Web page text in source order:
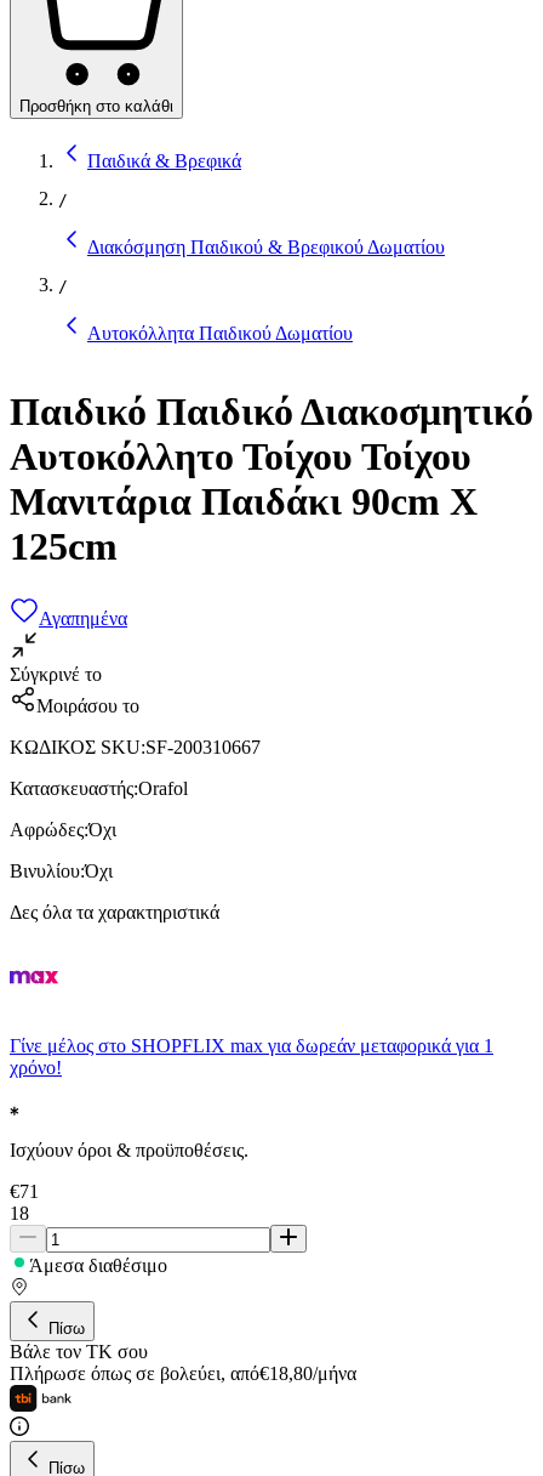
Προσθήκη στο καλάθι
Παιδικά & Βρεφικά
/
Διακόσμηση Παιδικού & Βρεφικού Δωματίου
/
Αυτοκόλλητα Παιδικού Δωματίου
Παιδικό Παιδικό Διακοσμητικό
Αυτοκόλλητο Τοίχου Τοίχου
Μανιτάρια Παιδάκι 90cm X
125cm
Αγαπημένα
Σύγκρινέ το
Μοιράσου το
ΚΩΔΙΚΟΣ SKU:SF-200310667
Κατασκευαστής:Orafol
Αφρώδες:Όχι
Βινυλίου:Όχι
Δες όλα τα χαρακτηριστικά
Γίνε μέλος στο SHOPFLIX max για δωρεάν μεταφορικά για 1
χρόνο!
Ισχύουν όροι & προϋποθέσεις.
€71
18
Άμεσα διαθέσιμο
Πίσω
Βάλε τον ΤΚ σου
Πλήρωσε όπως σε βολεύει, από€18,80/μήνα
Πίσω